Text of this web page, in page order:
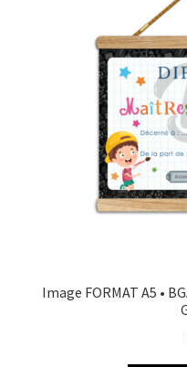
Image FORMAT A5 •